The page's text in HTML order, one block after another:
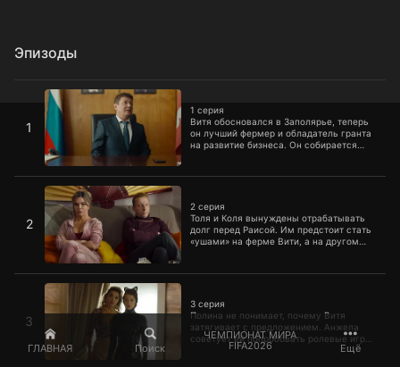
ГЛАВНАЯ Поиск
ЧЕМПИОНАТ МИРА
FIFA2026
Ещё
Эпизоды
1
1 серия
Витя обосновался в Заполярье, теперь
он лучший фермер и обладатель гранта
на развитие бизнеса. Он собирается
рушатся с приездом из Москвы кризис-
Оказывается, по распоряжению сверху
на месте фермы Вити должен быть
построен мусорный полигон.
1 серия
2
2 серия
Толя и Коля вынуждены отрабатывать
долг перед Раисой. Им предстоит стать
«ушами» на ферме Вити, а на другом
придумывает легенду о контрабанде
завладеть этим несуществующим
богатством?
2 серия
3
3 серия
Полина не понимает, почему Витя
затягивает с предложением. Анжела
советует ей попробовать ролевые игры,
ради чего Полина примеряет латексный
3 серия